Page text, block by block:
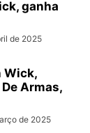
ganha
de 2025
Wick,
De Armas,
de 2025